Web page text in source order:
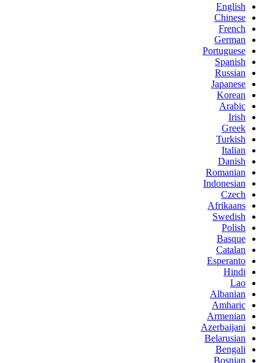
English
Chinese
French
German
Portuguese
Spanish
Russian
Japanese
Korean
Arabic
Irish
Greek
Turkish
Italian
Danish
Romanian
Indonesian
Czech
Afrikaans
Swedish
Polish
Basque
Catalan
Esperanto
Hindi
Lao
Albanian
Amharic
Armenian
Azerbaijani
Belarusian
Bengali
Bosnian